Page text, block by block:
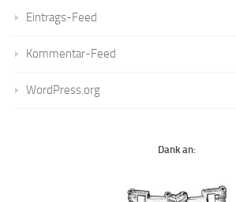
Eintrags-Feed
Kommentar-Feed
WordPress.org
Dank an: